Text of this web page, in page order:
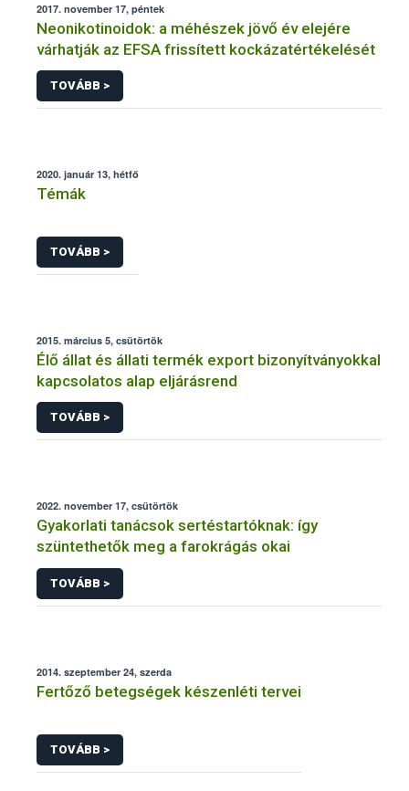
2017. november 17, péntek
Neonikotinoidok: a méhészek jövő év elejére
várhatják az EFSA frissített kockázatértékelését
TOVÁBB >
2020. január 13, hétfő
Témák
TOVÁBB >
2015. március 5, csütörtök
Élő állat és állati termék export bizonyítványokkal
kapcsolatos alap eljárásrend
TOVÁBB >
2022. november 17, csütörtök
Gyakorlati tanácsok sertéstartóknak: így
szüntethetők meg a farokrágás okai
TOVÁBB >
2014. szeptember 24, szerda
Fertőző betegségek készenléti tervei
TOVÁBB >